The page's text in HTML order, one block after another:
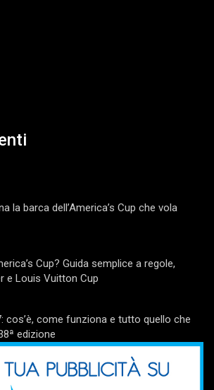
la barca dell’America’s Cup che vola
Cup? Guida semplice a regole,
e Louis Vuitton Cup
cos’è, come funziona e tutto quello che
edizione